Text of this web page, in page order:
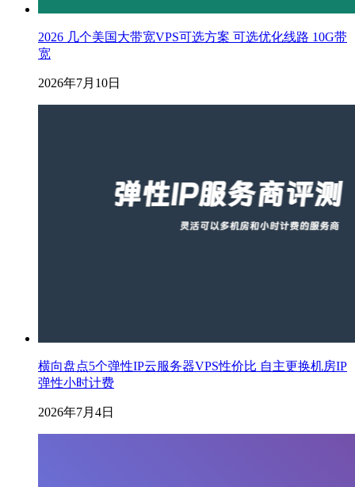
2026 几个美国大带宽VPS可选方案 可选优化线路 10G带
宽
2026年7月10日
横向盘点5个弹性IP云服务器VPS性价比 自主更换机房IP
弹性小时计费
2026年7月4日